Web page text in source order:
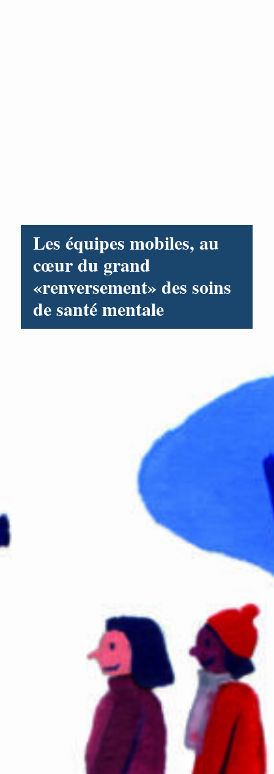
Les équipes mobiles, au
cœur du grand
«renversement» des soins
de santé mentale